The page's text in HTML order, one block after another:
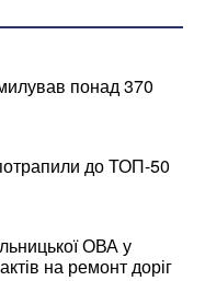
понад 370
до ТОП-50
ОВА у
на ремонт доріг